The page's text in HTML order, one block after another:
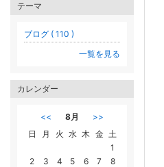
テーマ
ブログ ( 110 )
一覧を見る
カレンダー
<< 8月
>>
日
月 火 水 木 金 土
1
2
3 4 5 6 7
8